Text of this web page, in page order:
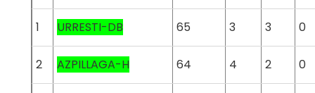
1 URRESTI-DB 65 3 3 0
2 AZPILLAGA-H 64 4 2 0